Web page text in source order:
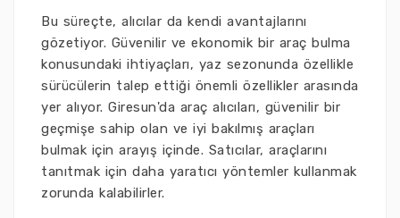
Bu süreçte, alıcılar da kendi avantajlarını
gözetiyor. Güvenilir ve ekonomik bir araç bulma
konusundaki ihtiyaçları, yaz sezonunda özellikle
sürücülerin talep ettiği önemli özellikler arasında
yer alıyor. Giresun'da araç alıcıları, güvenilir bir
geçmişe sahip olan ve iyi bakılmış araçları
bulmak için arayış içinde. Satıcılar, araçlarını
tanıtmak için daha yaratıcı yöntemler kullanmak
zorunda kalabilirler.